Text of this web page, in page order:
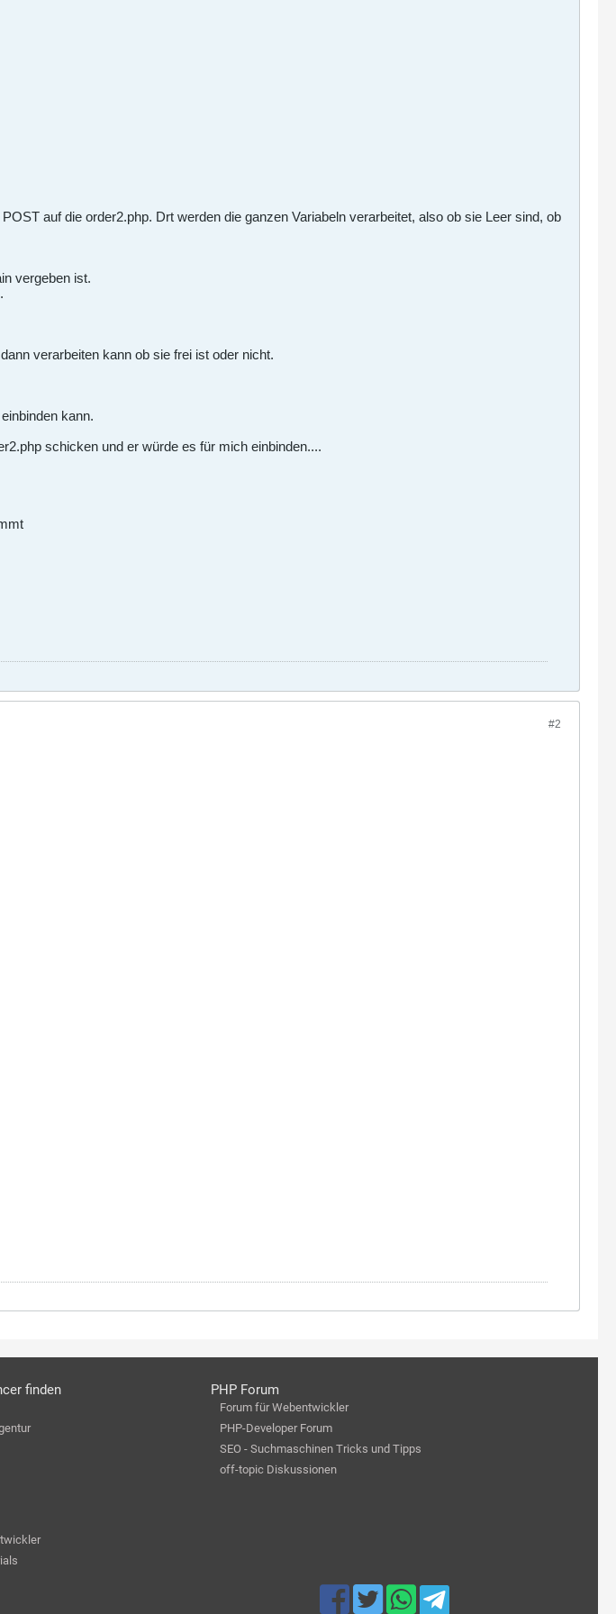
auf die order2.php. Drt werden die ganzen Variabeln verarbeitet, also ob sie Leer sind, ob
vergeben ist.
verarbeiten kann ob sie frei ist oder nicht.
kann.
schicken und er würde es für mich einbinden....
#2
finden PHP Forum
Forum für Webentwickler
PHP-Developer Forum
SEO - Suchmaschinen Tricks und Tipps
off-topic Diskussionen